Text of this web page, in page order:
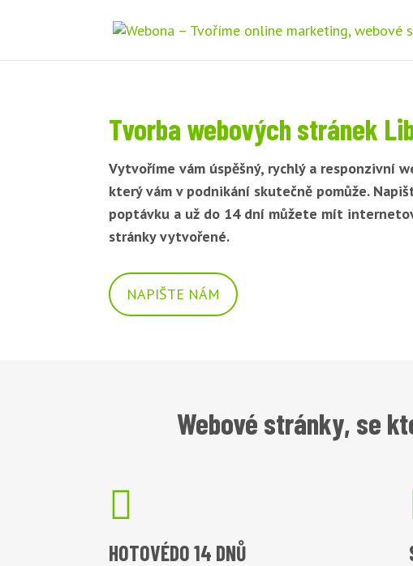
Tvorba webových stránek
Vytvoříme vám úspěšný, rychlý a responzivní
který vám v podnikání skutečně pomůže.
poptávku a už do 14 dní můžete mít
stránky vytvořené.
NAPIŠTE NÁM
Webové stránky, se

HOTOVÉDO 14 DNŮ